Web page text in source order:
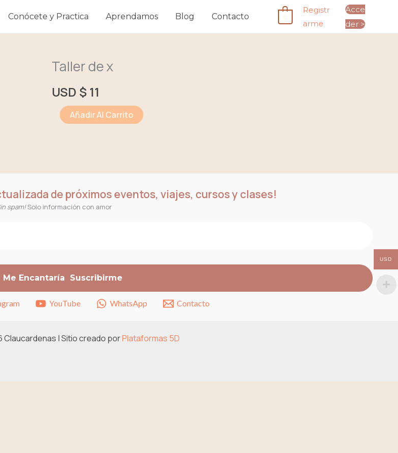
Conócete y Practica Aprendamos Blog Contacto
Registr
arme
Acce
der >
Taller de x
USD $ 11
TallerAñadir Al Carrito
de próximos eventos, viajes, cursos y clases!
spam!Solo información con amor
YouTube WhatsApp Contacto
| Sitio creado porPlataformas 5D
USD